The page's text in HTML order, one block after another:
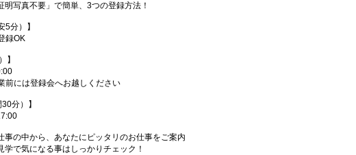
写真不要」で簡単、3つの登録方法！
5分）】
録OK
】
前には登録会へお越しください
分）】
の中から、あなたにピッタリのお仕事をご案内
で気になる事はしっかりチェック！